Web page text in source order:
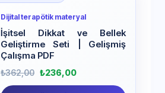
Dijital terapötik materyal
İşitsel Dikkat ve Bellek
Geliştirme Seti | Gelişmiş
Çalışma PDF
₺362,00 ₺236,00